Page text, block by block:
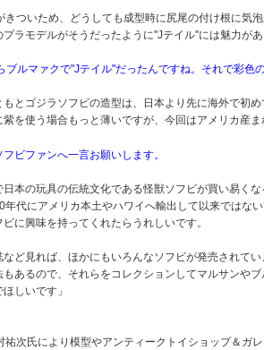
きついため、どうしても成型時に尻尾の付け根に気
ラモデルがそうだったように"Jテイル"には魅力が
ルマァクで"Jテイル"だったんですね。それで彩色
もとゴジラソフビの造型は、日本より先に海外で初
を使う場合もっと薄いですが、今回はアメリカ産
ビファンへ一言お願いします。
日本の玩具の伝統文化である怪獣ソフビが買い易く
年代にアメリカ本土やハワイへ輸出して以来ではな
に興味を持ってくれたらうれしいです。
ど見れば、ほかにもいろんなソフビが発売されてい
あるので、それらをコレクションしてマルサンや
しいです」
次氏により模型やアンティークトイショップ＆ガ